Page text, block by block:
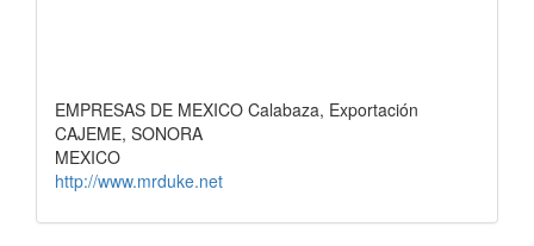
EMPRESAS DE MEXICO Calabaza, Exportación
CAJEME, SONORA
MEXICO
http://www.mrduke.net